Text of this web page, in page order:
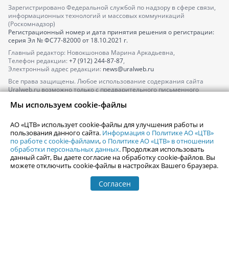
Зарегистрировано Федеральной службой по надзору в сфере связи,
информационных технологий и массовых коммуникаций
(Роскомнадзор)
Регистрационный номер и дата принятия решения о регистрации:
серия Эл № ФС77-82000от 18.10.2021 г.
Главный редактор: Новокшонова Марина Аркадьевна,
Телефон редакции: +7 (912) 244-87-87,
Электронный адрес редакции: news@uralweb.ru
Все права защищены. Любое использование содержания сайта
Uralweb.ru возможно только с предварительного письменного
По вопросам размещения рекламы обращайтесь по тел.
По вопросам размещения информации в разделе «Афиша»
afisha@uralweb.ru
Пользовательское соглашение на использование сайта
Политика АО «ЦТВ» в отношении обработки персональных данных
Мы используем cookie-файлы
АО «ЦТВ» использует cookie-файлы для улучшения работы и
пользования данного сайта. Информация о Политике АО «ЦТВ»
по работе с cookie-файлами,о Политике АО «ЦТВ» в отношении
обработки персональных данных. Продолжая использовать
данный сайт, Вы даете согласие на обработку cookie-файлов. Вы
можете отключить cookie-файлы в настройках Вашего браузера.
Согласен